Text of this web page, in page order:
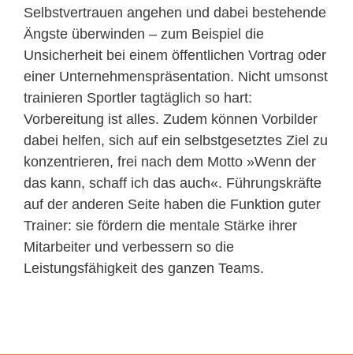
Selbstvertrauen angehen und dabei bestehende
Ängste überwinden – zum Beispiel die
Unsicherheit bei einem öffentlichen Vortrag oder
einer Unternehmenspräsentation. Nicht umsonst
trainieren Sportler tagtäglich so hart:
Vorbereitung ist alles. Zudem können Vorbilder
dabei helfen, sich auf ein selbstgesetztes Ziel zu
konzentrieren, frei nach dem Motto »Wenn der
das kann, schaff ich das auch«. Führungskräfte
auf der anderen Seite haben die Funktion guter
Trainer: sie fördern die mentale Stärke ihrer
Mitarbeiter und verbessern so die
Leistungsfähigkeit des ganzen Teams.